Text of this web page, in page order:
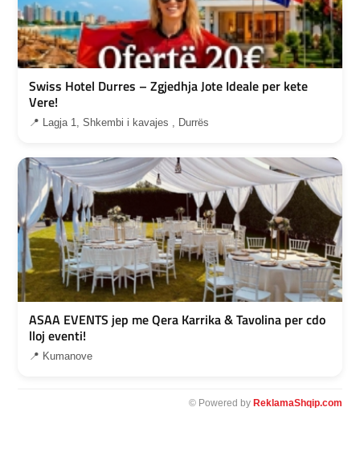
Swiss Hotel Durres – Zgjedhja Jote Ideale per kete
Vere!
📍 Lagja 1, Shkembi i kavajes , Durrës
ASAA EVENTS jep me Qera Karrika & Tavolina per cdo
lloj eventi!
📍 Kumanove
© Powered by ReklamaShqip.com